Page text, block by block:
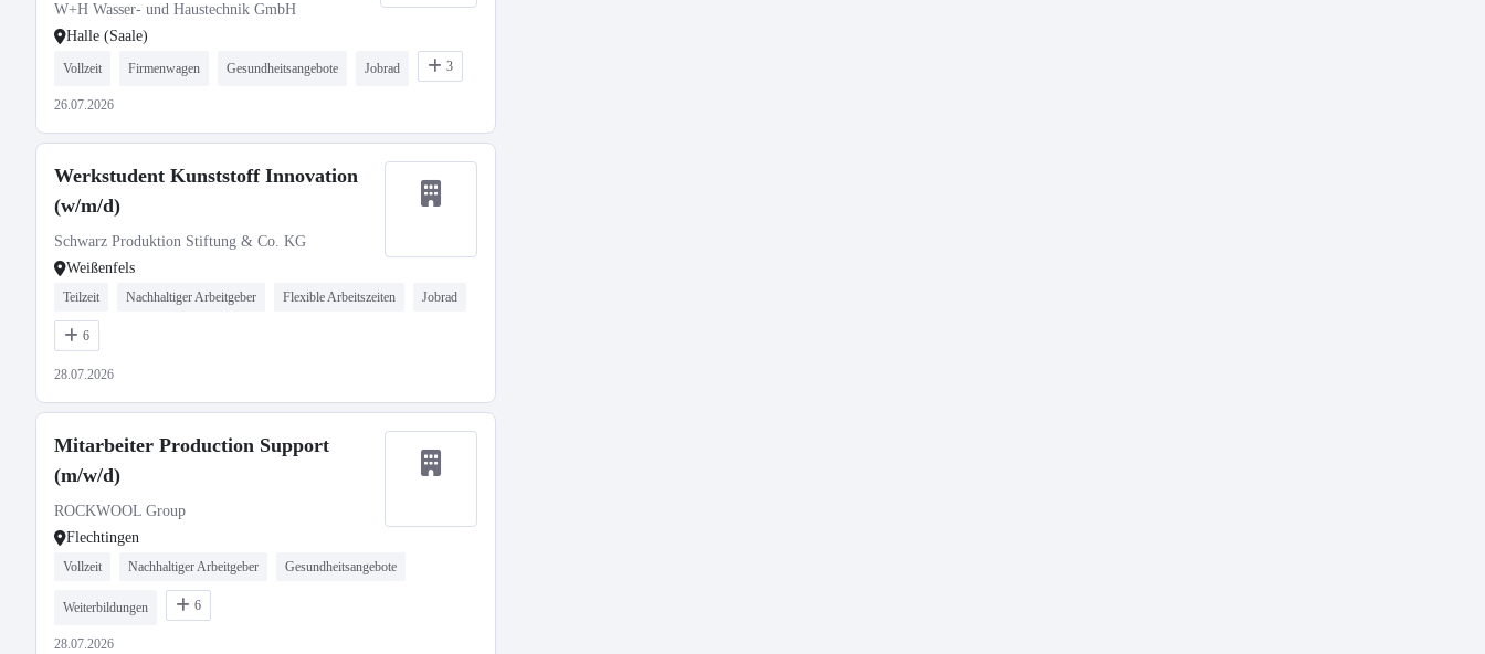
W+H Wasser- und Haustechnik GmbH
Halle (Saale)
Vollzeit Firmenwagen Gesundheitsangebote Jobrad 3
26.07.2026
Werkstudent Kunststoff Innovation
(w/m/d)
Schwarz Produktion Stiftung & Co. KG
Weißenfels
Teilzeit Nachhaltiger Arbeitgeber Flexible Arbeitszeiten Jobrad
6
28.07.2026
Mitarbeiter Production Support
(m/w/d)
ROCKWOOL Group
Flechtingen
Vollzeit Nachhaltiger Arbeitgeber Gesundheitsangebote
Weiterbildungen 6
28.07.2026